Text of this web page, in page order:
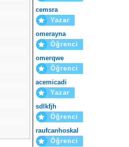
cemsra
Yazar
omerayna
Öğrenci
omerqwe
Öğrenci
acemicadi
Yazar
sdlkfjh
Öğrenci
raufcanhoskal
Öğrenci